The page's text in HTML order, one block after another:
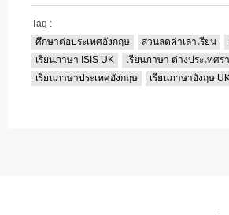
Tag :
ศึกษาต่อประเทศอังกฤษ
ส่วนลดค่าเล่าเรียน
เรียนภาษา ISIS UK
เรียนภาษา ต่างประเทศร
เรียนภาษาประเทศอังกฤษ
เรียนภาษาอังฤษ